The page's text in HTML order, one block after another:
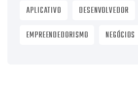
APLICATIVO
DESENVOLVEDOR
EMPREENDEDORISMO
NEGÓCIOS